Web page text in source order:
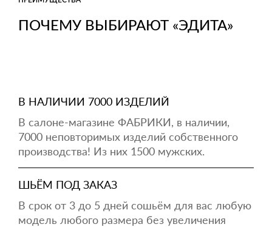
ПОЧЕМУ ВЫБИРАЮТ «ЭДИТА»
В НАЛИЧИИ 7000 ИЗДЕЛИЙ
В салоне-магазине ФАБРИКИ, в наличии,
7000 неповторимых изделий собственного
производства! Из них 1500 мужских.
ШЬЁМ ПОД ЗАКАЗ
В срок от 3 до 5 дней сошьём для вас любую
модель любого размера без увеличения